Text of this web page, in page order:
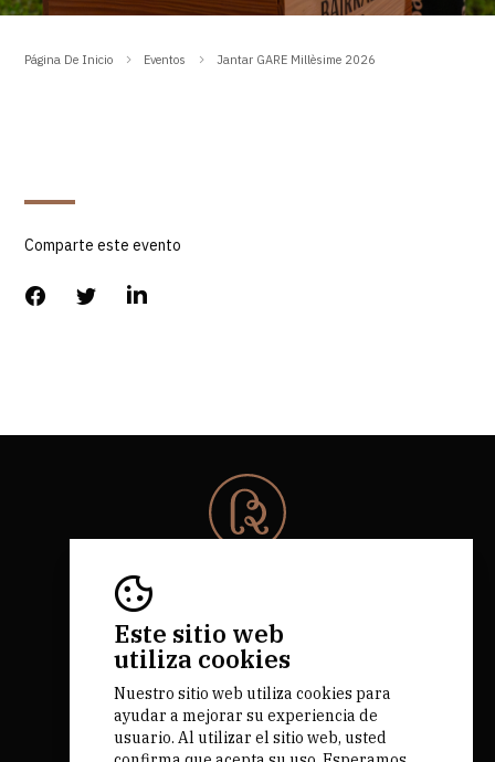
Este sitio web
utiliza cookies
Nuestro sitio web utiliza cookies para
ayudar a mejorar su experiencia de
usuario. Al utilizar el sitio web, usted
Página De Inicio Eventos Jantar GARE Millèsime 2026
Comparte este evento
Todos los derechos reservados.
RNAAT 684/2019.
by M&ADigital